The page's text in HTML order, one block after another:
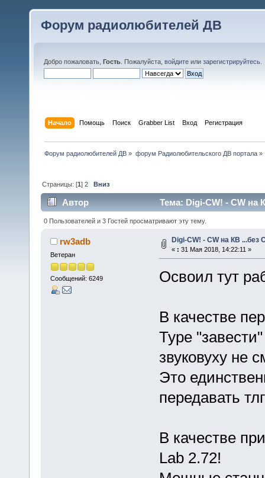
Форум радиолюбителей ДВ
Добро пожаловать, Гость . Пожалуйста, войдите или зарегистрируйтесь
Начало Помощь Поиск Grabber List Вход Регистрация
Форум радиолюбителей ДВ » форум Радиолюбительского ДВ портала»
Страницы: [1]2 Вниз
Автор Тема: Digi-CW! - CW на
0 Пользователей и 3 Гостей просматривают эту тему.
rw3adb
Ветеран
Сообщений: 6249
Digi-CW! - CW на КВ ...без
« : 31 Мая 2018, 14:22:11 »
Освоил тут
В качестве
Type
звуковуху не
Это
передавать
В качестве
Lab 2.72!